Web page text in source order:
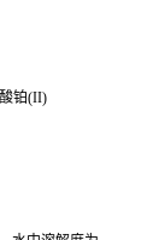
铂(II)